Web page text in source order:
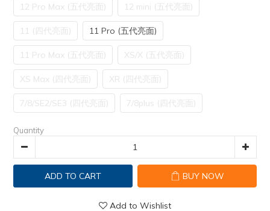
12 Pro Max (五代亮面) 12 mini (五代亮面)
11 (四代亮面) 11 Pro (五代亮面)
11 Pro Max (五代亮面) XS/X (五代亮面)
XS Max (四代亮面) XR (四代亮面)
7/8/SE2/SE3 (四代亮面) 7/8plus (四代亮面)
Quantity
ADD TO CART BUY NOW
Add to Wishlist